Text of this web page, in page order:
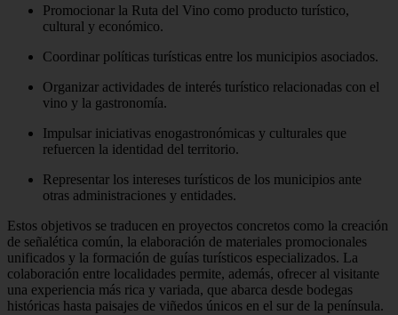
Promocionar la Ruta del Vino como producto turístico,
cultural y económico.
Coordinar políticas turísticas entre los municipios asociados.
Organizar actividades de interés turístico relacionadas con el
vino y la gastronomía.
Impulsar iniciativas enogastronómicas y culturales que
refuercen la identidad del territorio.
Representar los intereses turísticos de los municipios ante
otras administraciones y entidades.
Estos objetivos se traducen en proyectos concretos como la creación
de señalética común, la elaboración de materiales promocionales
unificados y la formación de guías turísticos especializados. La
colaboración entre localidades permite, además, ofrecer al visitante
una experiencia más rica y variada, que abarca desde bodegas
históricas hasta paisajes de viñedos únicos en el sur de la península.